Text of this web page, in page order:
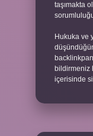
taşımakta
Hukuka ve
bildirmeniz
içerisinde